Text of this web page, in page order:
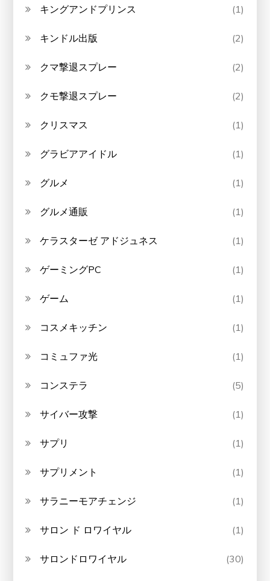
キングアンドプリンス (1)
キンドル出版 (2)
クマ撃退スプレー (2)
クモ撃退スプレー (2)
クリスマス (1)
グラビアアイドル (1)
グルメ (1)
グルメ通販 (1)
ケラスターゼ アドジュネス (1)
ゲーミングPC (1)
ゲーム (1)
コスメキッチン (1)
コミュファ光 (1)
コンステラ (5)
サイバー攻撃 (1)
サプリ (1)
サプリメント (1)
サラニーモアチェンジ (1)
サロン ド ロワイヤル (1)
サロンドロワイヤル (30)